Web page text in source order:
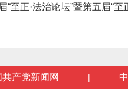
“至正·法治论坛”暨第五届“至
共产党新闻网 |